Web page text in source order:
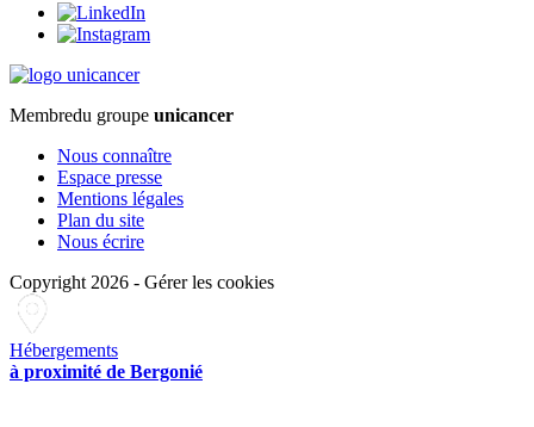
Membredu groupe unicancer
Nous connaître
Espace presse
Mentions légales
Plan du site
Nous écrire
Copyright 2026 - Gérer les cookies
Hébergements
à proximité de Bergonié